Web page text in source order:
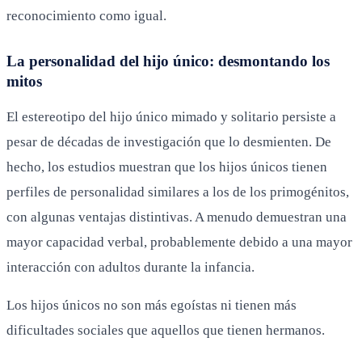
reconocimiento como igual.
La personalidad del hijo único: desmontando los
mitos
El estereotipo del hijo único mimado y solitario persiste a
pesar de décadas de investigación que lo desmienten. De
hecho, los estudios muestran que los hijos únicos tienen
perfiles de personalidad similares a los de los primogénitos,
con algunas ventajas distintivas. A menudo demuestran una
mayor capacidad verbal, probablemente debido a una mayor
interacción con adultos durante la infancia.
Los hijos únicos no son más egoístas ni tienen más
dificultades sociales que aquellos que tienen hermanos.